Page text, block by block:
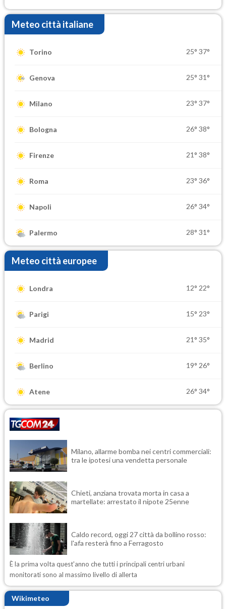
Meteo città italiane
Torino 25° 37°
Genova 25° 31°
Milano 23° 37°
Bologna 26° 38°
Firenze 21° 38°
Roma 23° 36°
Napoli 26° 34°
Palermo 28° 31°
Meteo città europee
Londra 12° 22°
Parigi 15° 23°
Madrid 21° 35°
Berlino 19° 26°
Atene 26° 34°
Milano, allarme bomba nei centri commerciali:
tra le ipotesi una vendetta personale
Chieti, anziana trovata morta in casa a
martellate: arrestato il nipote 25enne
Caldo record, oggi 27 città da bollino rosso:
l'afa resterà fino a Ferragosto
È la prima volta quest'anno che tutti i principali centri urbani
monitorati sono al massimo livello di allerta
Wikimeteo